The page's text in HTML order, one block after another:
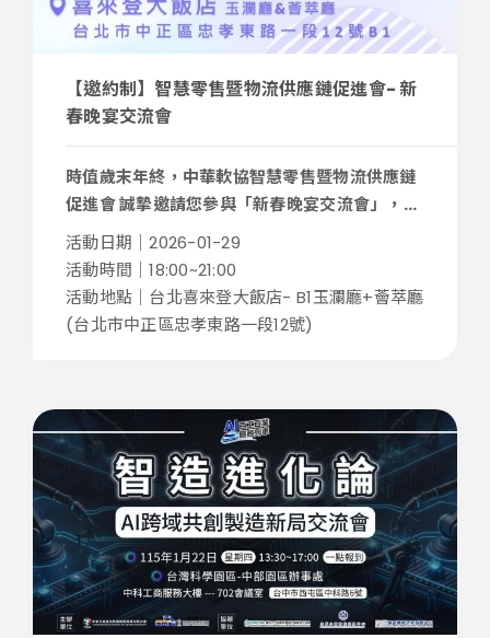
【邀約制】智慧零售暨物流供應鏈促進會- 新
春晚宴交流會
時值歲末年終，中華軟協智慧零售暨物流供應鏈
促進會 誠摯邀請您參與「新春晚宴交流會」，...
活動日期｜2026-01-29
活動時間｜18:00~21:00
活動地點｜台北喜來登大飯店- B1玉瀾廳+薈萃廳
(台北市中正區忠孝東路一段12號)